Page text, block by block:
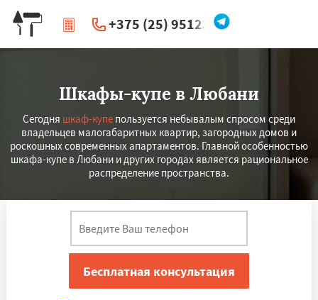
+375 (25) 951234
| Перезвоните мне
Шкафы-купе в Любани
Сегодня шкаф-купе пользуется небывалым спросом среди
владельцев малогабаритных квартир, загородных домов и
роскошных современных апартаментов. Главной особенностью
шкафа-купе в Любани и других городах является рациональное
распределение пространства.